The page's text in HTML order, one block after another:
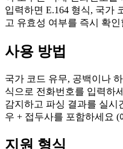
입력하면 E.164 형식, 국가
고 유효성 여부를 즉시 확
사용 방법
국가 코드 유무, 공백이나
식으로 전화번호를 입력하
감지하고 파싱 결과를 실시
우 + 접두사를 포함하세요 (
지원 형식